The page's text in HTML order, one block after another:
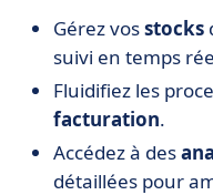
Gérez vosstocks
suivi en temps
Fluidifiez les
facturation.
Accédez à des
détaillées pour